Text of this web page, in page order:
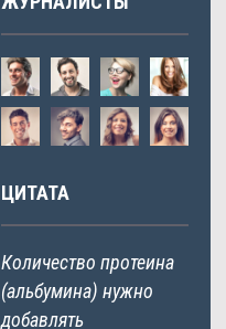
ЦИТАТА
Количество протеина
(альбумина) нужно
добавлять